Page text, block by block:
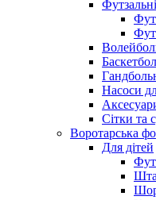
Футзальні
Насоси
Сітки та
Воротарська
Для дітей